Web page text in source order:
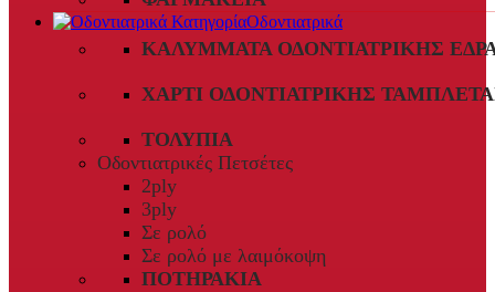
Οδοντιατρικά
ΚΑΛΎΜΜΑΤΑ ΟΔΟΝΤΙΑΤΡΙΚΉΣ
ΧΑΡΤΊ ΟΔΟΝΤΙΑΤΡΙΚΉΣ
ΤΟΛΎΠΙΑ
Οδοντιατρικές Πετσέτες
2ply
3ply
Σε ρολό
Σε ρολό με λαιμόκοψη
ΠΟΤΗΡΆΚΙΑ